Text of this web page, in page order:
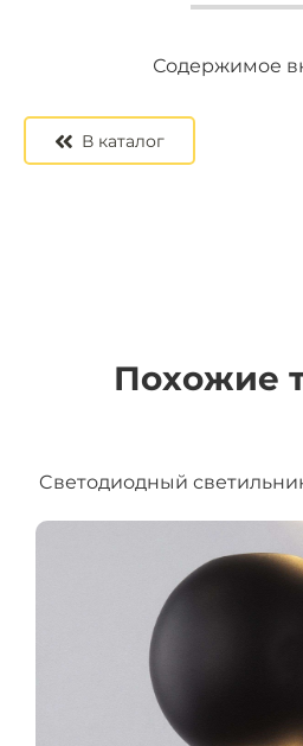
Содержимое
Содержимое
Содержимое
В каталог
Похожие
Cветодиодный